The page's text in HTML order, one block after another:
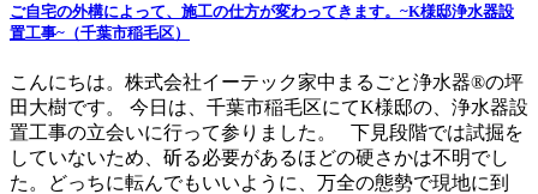
ご自宅の外構によって、施工の仕方が変わってきます。~K様邸浄水器設
置工事~（千葉市稲毛区）
こんにちは。株式会社イーテック家中まるごと浄水器®の坪
田大樹です。 今日は、千葉市稲毛区にてK様邸の、浄水器設
置工事の立会いに行って参りました。 下見段階では試掘を
していないため、斫る必要があるほどの硬さかは不明でし
た。どっちに転んでもいいように、万全の態勢で現地に到